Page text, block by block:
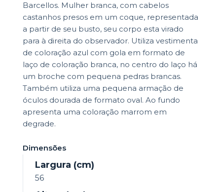
Barcellos. Mulher branca, com cabelos
castanhos presos em um coque, representada
a partir de seu busto, seu corpo esta virado
para à direita do observador. Utiliza vestimenta
de coloração azul com gola em formato de
laço de coloração branca, no centro do laço há
um broche com pequena pedras brancas.
Também utiliza uma pequena armação de
óculos dourada de formato oval. Ao fundo
apresenta uma coloração marrom em
degrade.
Dimensões
Largura (cm)
56